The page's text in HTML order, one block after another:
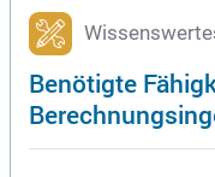
Benötigte